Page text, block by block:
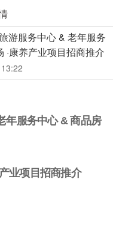
游服务中心 & 老年服务
康养产业项目招商推介
年服务中心 & 商品房
业项目招商推介